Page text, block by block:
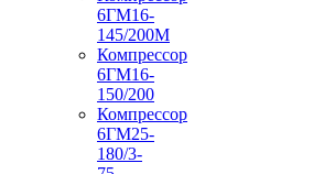
6ГМ16-
145/200М
Компрессор
6ГМ16-
150/200
Компрессор
6ГМ25-
180/3-